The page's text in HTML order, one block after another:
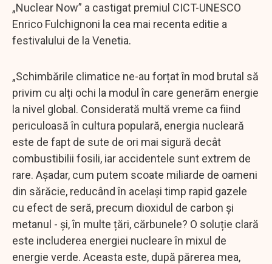
„Nuclear Now” a castigat premiul CICT-UNESCO
Enrico Fulchignoni la cea mai recenta editie a
festivalului de la Venetia.
„Schimbările climatice ne-au forțat în mod brutal să
privim cu alți ochi la modul în care generăm energie
la nivel global. Considerată multă vreme ca fiind
periculoasă în cultura populară, energia nucleară
este de fapt de sute de ori mai sigură decât
combustibilii fosili, iar accidentele sunt extrem de
rare. Așadar, cum putem scoate miliarde de oameni
din sărăcie, reducând în același timp rapid gazele
cu efect de seră, precum dioxidul de carbon și
metanul - și, în multe țări, cărbunele? O soluție clară
este includerea energiei nucleare în mixul de
energie verde. Aceasta este, după părerea mea,